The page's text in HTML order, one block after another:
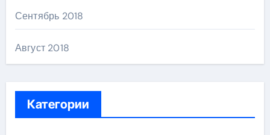
Сентябрь 2018
Август 2018
Категории